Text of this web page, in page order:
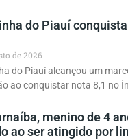
do Piauí
de 2026
do Piauí alcançou um
ao conquistar nota 8,1 no
menino de 4
ao ser atingido por